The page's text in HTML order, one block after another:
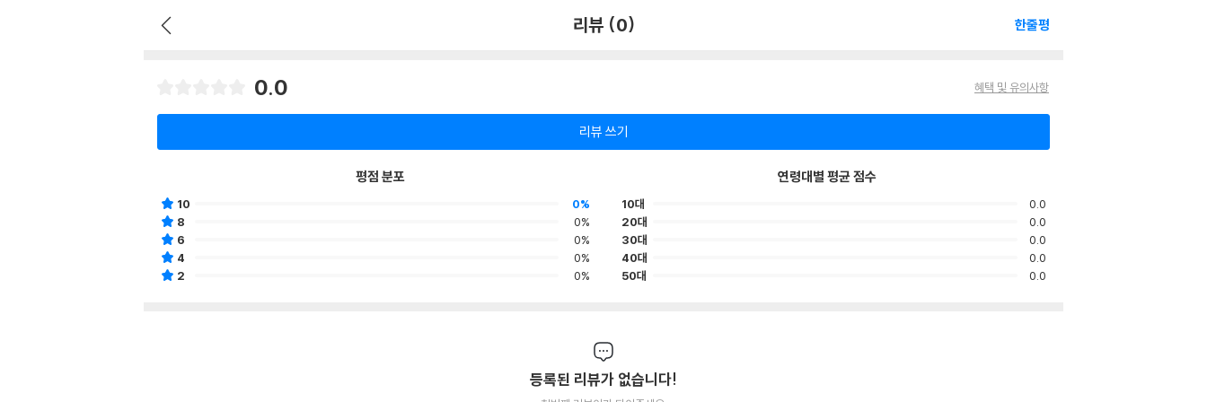
리뷰 (0) 한줄평
0.0 혜택 및 유의사항
리뷰 쓰기
평점 분포
10
0%
8
0%
6
0%
4
0%
2
0%
연령대별 평균 점수
10대
0.0
20대
0.0
30대
0.0
40대
0.0
50대
0.0
등록된 리뷰가 없습니다!